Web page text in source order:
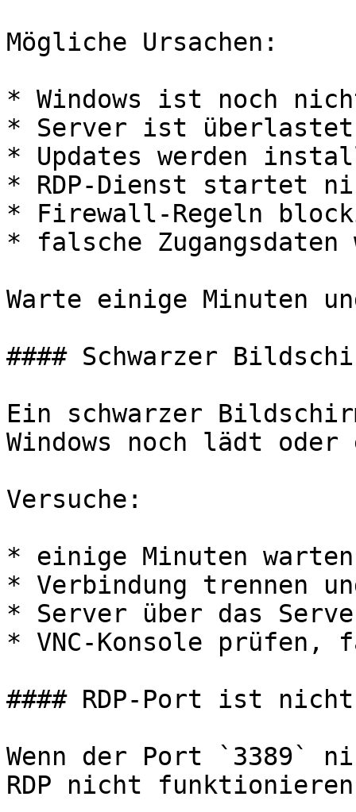
Mögliche Ursachen:
* Windows ist noch
* Server ist überlastet
* Updates werden
* RDP-Dienst startet
* Firewall-Regeln
* falsche Zugangsdaten
Warte einige Minuten
#### Schwarzer
Ein schwarzer
Windows noch lädt
Versuche:
* einige Minuten warten
* Verbindung trennen
* Server über das
* VNC-Konsole
#### RDP-Port ist
Wenn der Port `3389`
RDP nicht